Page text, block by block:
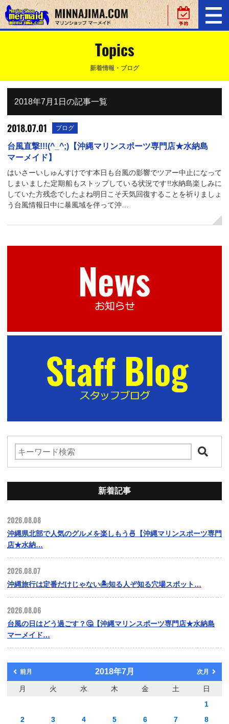
Topics
新着情報・ブログ
2018年7月1日の記事一覧
2018.07.01 ブログ
台風直撃!!!(^_^;)【沖縄マリンスポーツ専門店★水納島
マーメイド】
はいさーいしゅんすけです本日も台風の影響でツアー中止になって
しまいました定期船もストップしている状況です!!水納島楽しみに
していた方残念でしたよね明日こそ天気回復することを祈りましょ
う台風情報日中に暴風域を伴って沖…
新着記事
2026.08.08
沖縄県北部で人気のグルメを楽しもう🍜【沖縄マリンスポーツ専門
店★水納…
2026.08.07
沖縄旅行は定番だけじゃない🏝️知る人ぞ知る穴場スポット…
2026.08.06
台風の日はどう過ごす？🤔【沖縄マリンスポーツ専門店★水納島
マーメイド…
前月 2018年7月 次月
月 火 水 木 金 土
日
1
2
3 4 5 6 7
8